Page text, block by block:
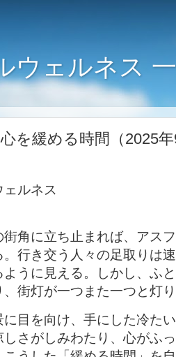
ウェルネス
を緩める時間（2025
ェルネス
角に立ち止まれば、アス
。行き交う人々の足取りは
ように見える。しかし、ふ
、街灯が一つまた一つと灯
目を向け、手にした冷た
しさがしみわたり、心がふ